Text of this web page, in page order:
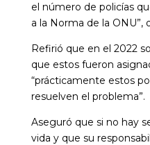
el número de policías
a la Norma de la ONU”,
Refirió que en el 2022
que estos fueron
“prácticamente estos
resuelven el problema”.
Aseguró que si no hay
vida y que su